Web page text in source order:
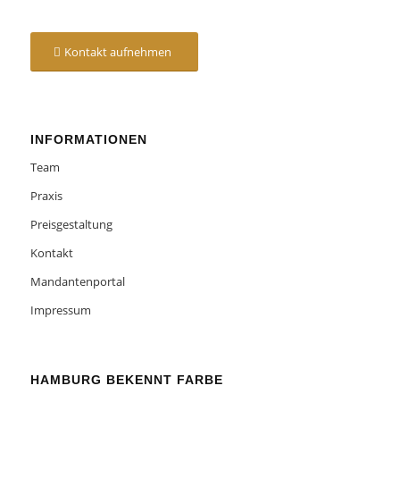
Kontakt aufnehmen
INFORMATIONEN
Team
Praxis
Preisgestaltung
Kontakt
Mandantenportal
Impressum
HAMBURG BEKENNT FARBE